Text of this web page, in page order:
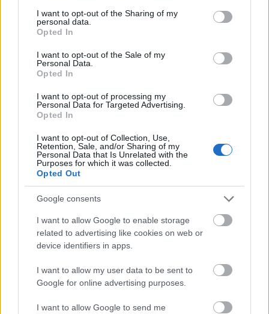
not limited to your visit or usage behaviour. You may click to
grant or deny consent to Google and its third-party tags to
use your data for below specified purposes in below Google
consent section.
I want to opt-out of the Sharing of my
personal data.
Opted In
I want to opt-out of the Sale of my
Personal Data.
Opted In
I want to opt-out of processing my
Personal Data for Targeted Advertising.
Opted In
I want to opt-out of Collection, Use,
Retention, Sale, and/or Sharing of my
Personal Data that Is Unrelated with the
Purposes for which it was collected.
Opted Out
Google consents
I want to allow Google to enable storage
related to advertising like cookies on web or
device identifiers in apps.
I want to allow my user data to be sent to
Google for online advertising purposes.
I want to allow Google to send me
Cambio de entrenador en Las Palmas: ¿Qué jugadores serán más
recomendables ahora?
9. octubre 2024 PorJesus Gallo|
La Unión Deportiva Las Palmas ha cesado a Luis Carrión y fichado a
Diego Martínez para sacar al equipo del fondo de la clasificación. ¿Qué
Granada al banquillo amarillo?